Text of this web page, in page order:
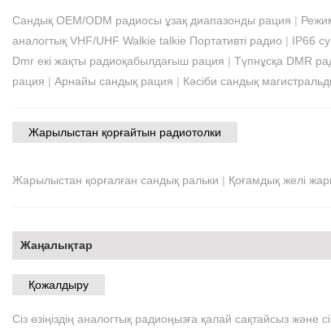
Сандық OEM/ODM радиосы ұзақ диапазонды рация |
аналогтық VHF/UHF Walkie talkie Портативті радио | IP66
Dmr екі жақты радиоқабылдағыш рация | Түпнұсқа DMR
рация | Арнайы сандық рация | Кәсіби сандық
Жарылыстан қорғайтын радиотолки
Жарылыстан қорғалған сандық ральки | Қоғамдық желі
Жаңалықтар
Қожалдыру
Сіз өзіңіздің аналогтық радиоңызға қалай сақтайсыз және